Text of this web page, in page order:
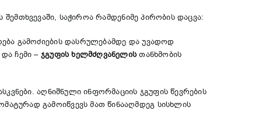
შემთხვევაში, საჭიროა რამდენიმე პირობის დაცვა:
გამოძიების დასრულებამდე და უვადოდ
ჩემი – ჯგუფის ხელმძღვანელისთანხმობის
აღნიშნული ინფორმაციის ჯგუფის წევრების
გამოიწვევს მათ წინააღმდეგ სისხლის